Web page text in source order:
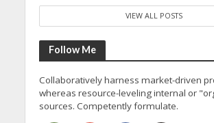
VIEW ALL POSTS
Follow Me
Collaboratively harness market-driven
whereas resource-leveling internal or
sources. Competently formulate.